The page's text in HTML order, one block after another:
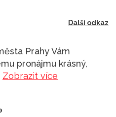
Další odkaz
Prahy Vám
pronájmu krásný,
Zobrazit více